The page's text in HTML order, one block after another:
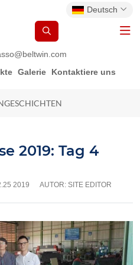
Deutsch
Galerie Kontaktiere uns
2019: Tag 4
2019 AUTOR: SITE EDITOR